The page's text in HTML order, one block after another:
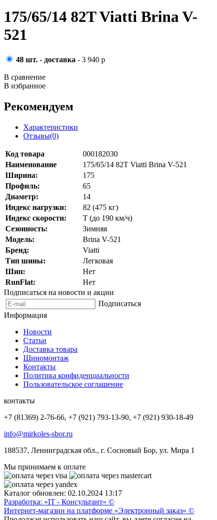
175/65/14 82T Viatti Brina V-
521
48 шт. - доставка - 3 940 р
В сравнение
В избранное
Рекомендуем
Характеристики
Отзывы(0)
Код товара
000182030
Наименование
175/65/14 82T Viatti Brina V-521
Ширина:
175
Профиль:
65
Диаметр:
14
Индекс нагрузки:
82 (475 кг)
Индекс скорости:
T (до 190 км/ч)
Сезонность:
Зимняя
Модель:
Brina V-521
Бренд:
Viatti
Тип шины:
Легковая
Шип:
Нет
RunFlat:
Нет
Подписаться на новости и акции
Подписаться
Информация
Новости
Статьи
Доставка товара
Шиномонтаж
Контакты
Политика конфиденциальности
Пользовательское соглашение
контакты
+7 (81369) 2-76-66, +7 (921) 793-13-90, +7 (921) 930-18-49
info@mirkoles-sbor.ru
188537, Ленинградская обл., г. Сосновый Бор, ул. Мира 1
Мы принимаем к оплате
Каталог обновлен: 02.10.2024 13:17
Разработка: «IT - Консультант» ©
Интернет-магазин на платформе «Электронный заказ» ©